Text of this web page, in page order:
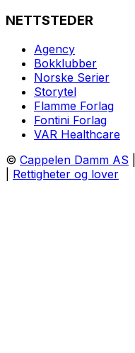
NETTSTEDER
Agency
Bokklubber
Norske Serier
Storytel
Flamme Forlag
Fontini Forlag
VAR Healthcare
© Cappelen Damm AS
Rettigheter og lover